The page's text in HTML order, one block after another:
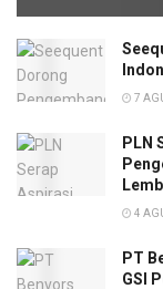
7
PLN
4
PT
GSI